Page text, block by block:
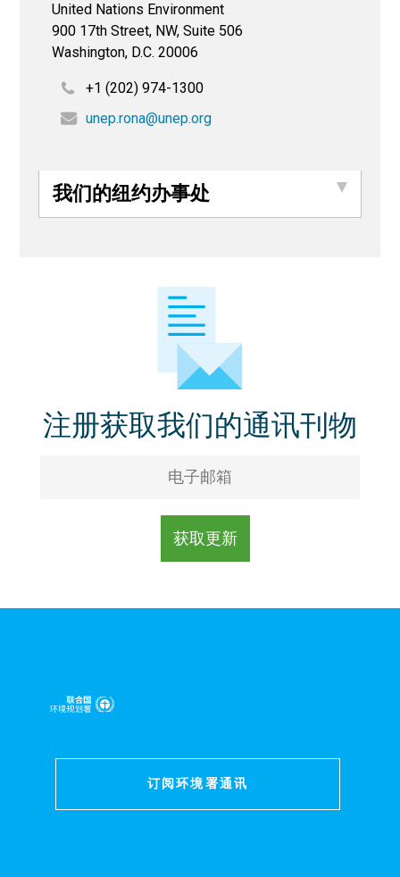
United Nations Environment
900 17th Street, NW, Suite 506
Washington, D.C. 20006
+1 (202) 974-1300
unep.rona@unep.org
我们的纽约办事处
注册获取我们的通讯刊物
订阅环境署通讯